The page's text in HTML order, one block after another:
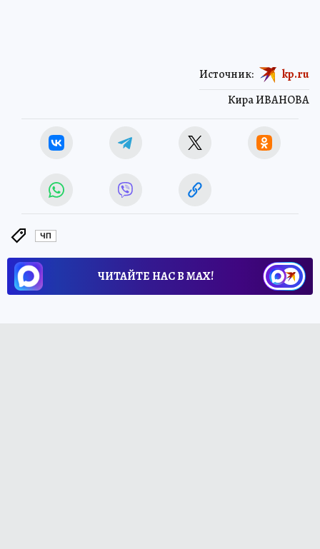
Кира ИВАНОВА
Источник: kp.ru
ЧП
ЧИТАЙТЕ НАС В МАХ!